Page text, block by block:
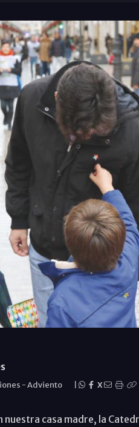
-Adviento X
nuestra casa madre, la